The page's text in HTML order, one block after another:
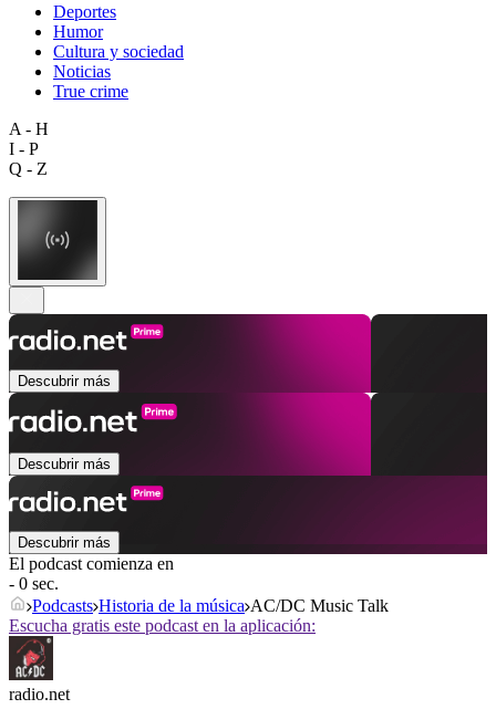
Deportes
Humor
Cultura y sociedad
Noticias
True crime
A - H
I - P
Q - Z
Descubrir más
Descubrir más
Descubrir más
El podcast comienza en
- 0 sec.
Podcasts Historia de la música AC/DC Music Talk
Escucha gratis este podcast en la aplicación:
radio.net